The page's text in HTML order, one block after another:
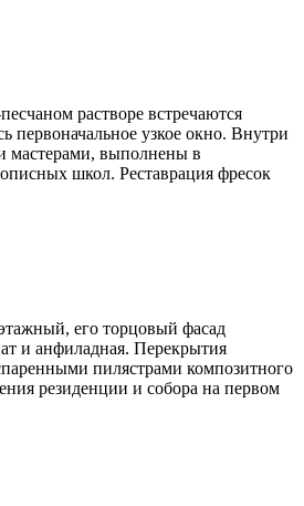
растворе встречаются
первоначальное узкое окно. Внутри
мастерами, выполнены в
школ. Реставрация фресок
его торцовый фасад
и анфиладная. Перекрытия
пилястрами композитного
резиденции и собора на первом